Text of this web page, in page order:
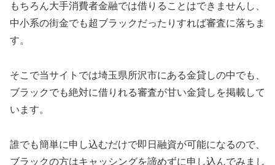
もちろん大手消費者金融では借りることはできませんし、
中小系の街金でも超ブラックだったりすれば審査に落ちま
す。
そこで当サイトでは埼玉県所沢市にある金貸しの中でも、
ブラックでも絶対に借りれる審査が甘い金貸しを掲載して
います。
誰でも簡単に申し込むだけで即日融資が可能になるので、
ブラックの方はキャッシングを諦めずに申し込んでみまし